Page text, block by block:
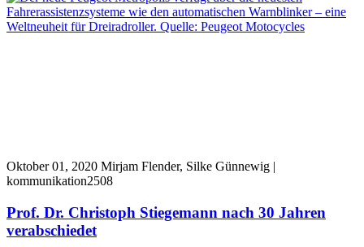
Oktober 01, 2020 Mirjam Flender, Silke Günnewig |
kommunikation2508
Prof. Dr. Christoph Stiegemann nach 30 Jahren
verabschiedet